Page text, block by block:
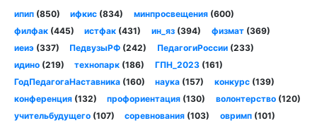
ипип(850) ифкис (834) минпросвещения(600)
филфак(445) истфак (431) ин_яз(394) физмат(369)
иеиэ(337) ПедвузыРФ (242) ПедагогиРоссии(233)
идино(219) технопарк (186) ГПН_2023(161)
ГодПедагогаНаставника(160) наука (157) конкурс(139)
конференция(132) профориентация (130) волонтерство(120)
учительбудущего(107) соревнования (103) овримп(101)